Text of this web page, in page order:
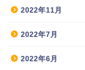
2022年11月
2022年7月
2022年6月